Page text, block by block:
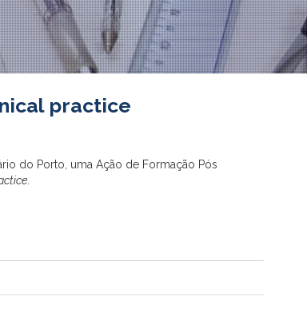
practice
do Porto, uma Ação de Formação Pós
.